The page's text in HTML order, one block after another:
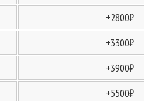
+2800₽
+3300₽
+3900₽
+5500₽